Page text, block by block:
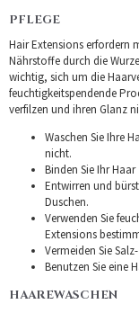
PFLEGE
Hair Extensions erfordern
Nährstoffe durch die
wichtig, sich um die
feuchtigkeitspendende
verfilzen und ihren Glanz
Waschen Sie Ihre
nicht.
Binden Sie Ihr
Entwirren und
Duschen.
Verwenden Sie
Extensions
Vermeiden Sie
Benutzen Sie eine
HAAREWASCHEN